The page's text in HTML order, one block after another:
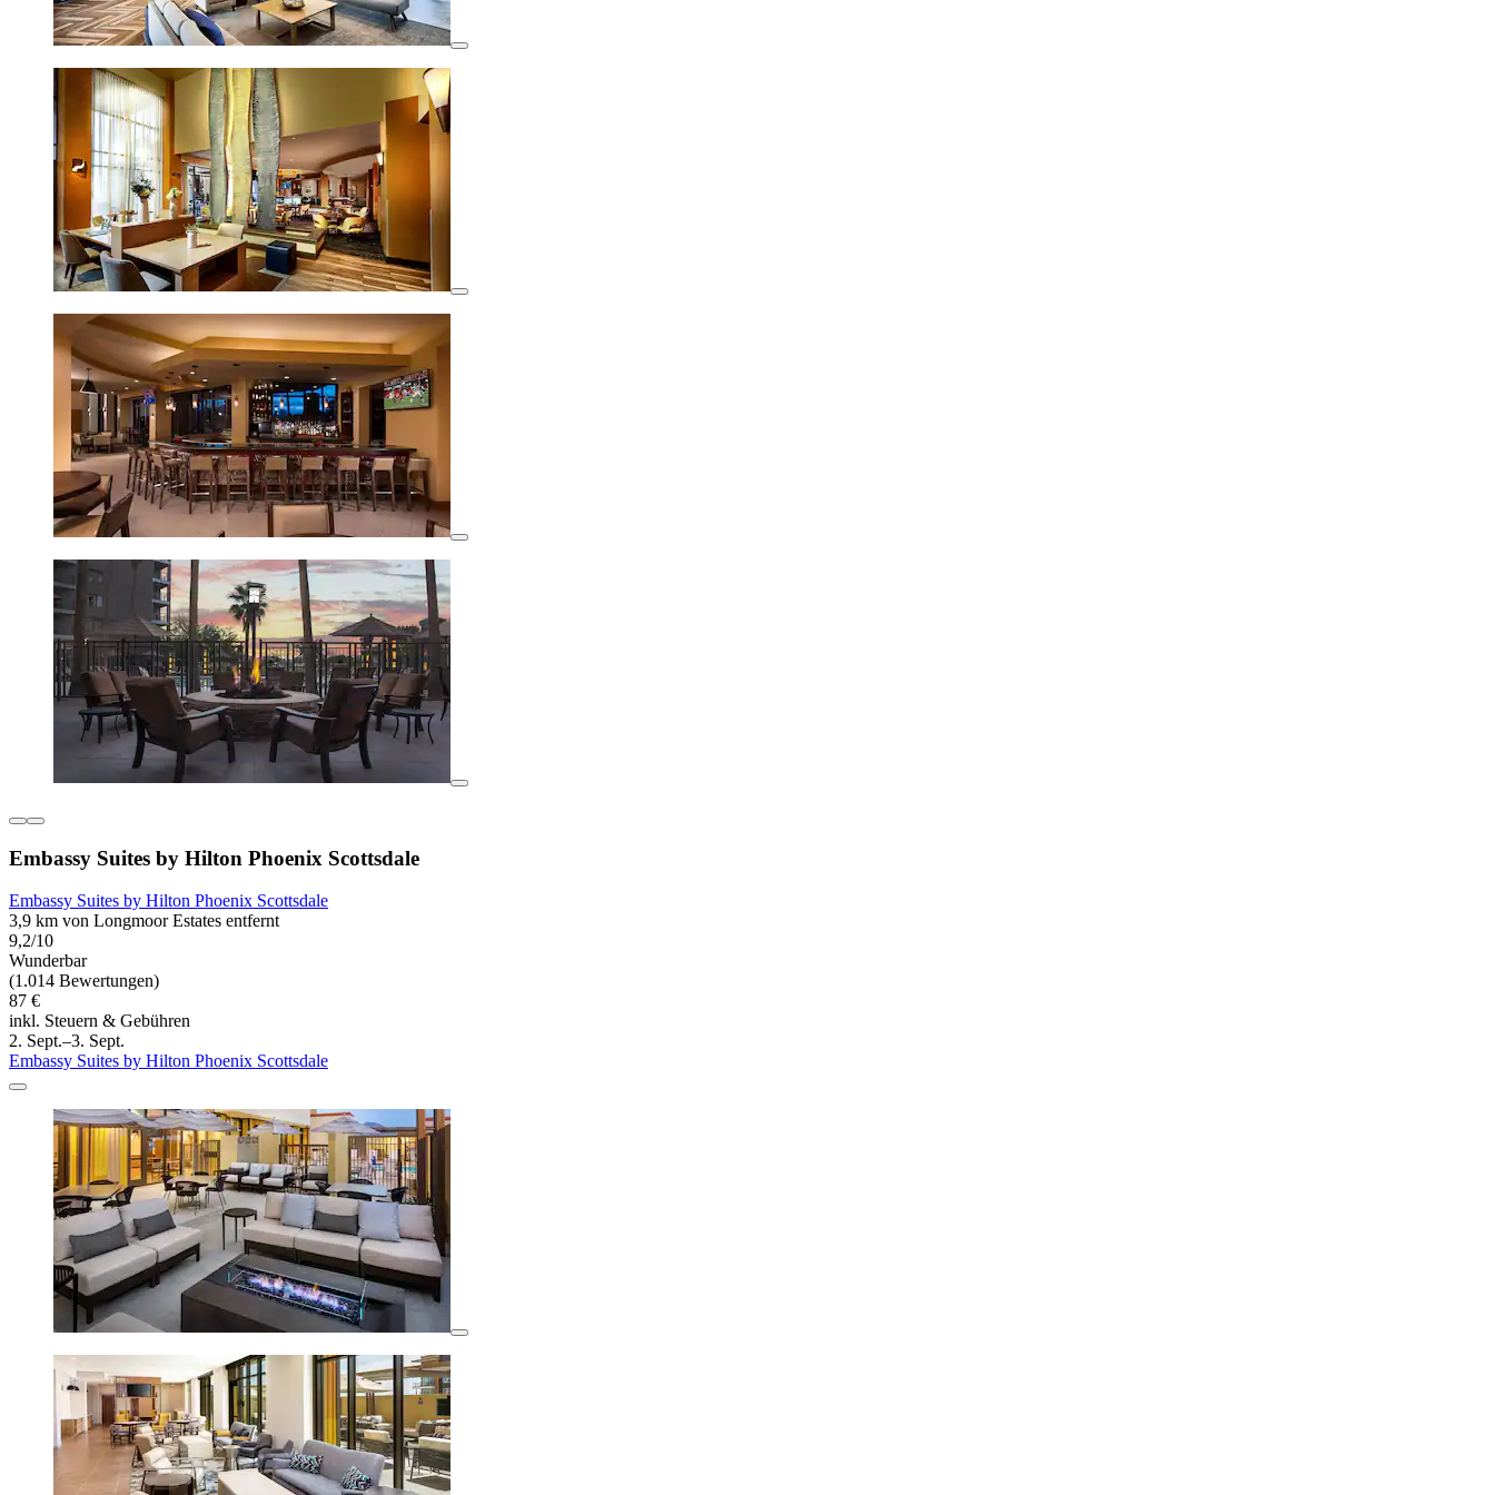
Embassy Suites by Hilton Phoenix Scottsdale
Embassy Suites by Hilton Phoenix Scottsdale
3,9 km von Longmoor Estates entfernt
9,2/10
Wunderbar
(1.014 Bewertungen)
87 €
inkl. Steuern & Gebühren
2. Sept.–3. Sept.
Embassy Suites by Hilton Phoenix Scottsdale